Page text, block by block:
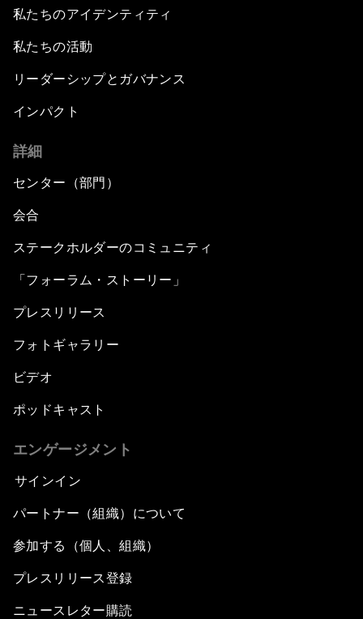
私たちのアイデンティティ
私たちの活動
リーダーシップとガバナンス
インパクト
詳細
センター（部門）
会合
ステークホルダーのコミュニティ
「フォーラム・ストーリー」
プレスリリース
フォトギャラリー
ビデオ
ポッドキャスト
エンゲージメント
サインイン
パートナー（組織）について
参加する（個人、組織）
プレスリリース登録
ニュースレター購読